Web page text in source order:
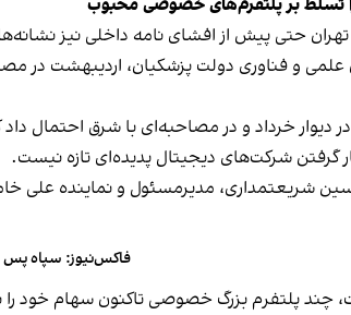
تسلط بر پلتفرم‌های خصوصی محبوب
حتی پیش از افشای نامه داخلی نیز
و فناوری دولت پزشکیان، اردیبهشت در
دیوار خرداد و در مصاحبه‌ای با شرق احتمال
گرفتن شرکت‌های دیجیتال پدیده‌ای تازه نیست.
مدیرمسئول و نماینده علی
فاکس‌نیوز: سپاه
چند پلتفرم بزرگ خصوصی تاکنون سهام خود را